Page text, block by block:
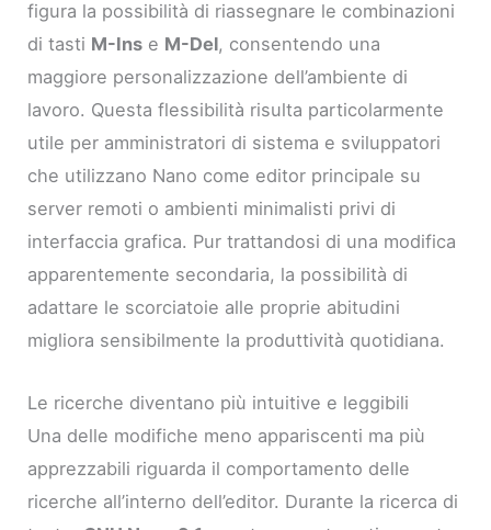
figura la possibilità di riassegnare le combinazioni
di tasti M-Ins e M-Del, consentendo una
maggiore personalizzazione dell’ambiente di
lavoro. Questa flessibilità risulta particolarmente
utile per amministratori di sistema e sviluppatori
che utilizzano Nano come editor principale su
server remoti o ambienti minimalisti privi di
interfaccia grafica. Pur trattandosi di una modifica
apparentemente secondaria, la possibilità di
adattare le scorciatoie alle proprie abitudini
migliora sensibilmente la produttività quotidiana.
Le ricerche diventano più intuitive e leggibili
Una delle modifiche meno appariscenti ma più
apprezzabili riguarda il comportamento delle
ricerche all’interno dell’editor. Durante la ricerca di